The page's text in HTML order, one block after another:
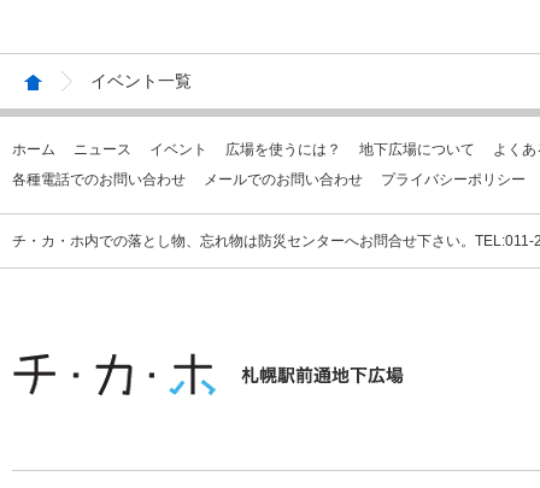
イベント一覧
ホーム ニュース イベント 広場を使うには？ 地下広場について
よく
各種電話でのお問い合わせ
メールでのお問い合わせ プライバシーポリシー
チ・カ・ホ内での落とし物、忘れ物は防災センターへお問合せ下さい。